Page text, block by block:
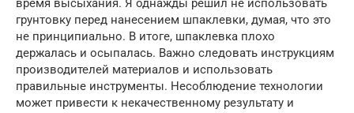
время высыхания. Я однажды решил не использовать
грунтовку перед нанесением шпаклевки, думая, что это
не принципиально. В итоге, шпаклевка плохо
держалась и осыпалась. Важно следовать инструкциям
производителей материалов и использовать
правильные инструменты. Несоблюдение технологии
может привести к некачественному результату и